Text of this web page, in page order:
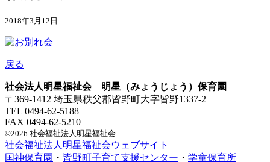
2018年3月12日
戻る
社会法人明星福祉会 明星（みょうじょう）保育園
〒369-1412 埼玉県秩父郡皆野町大字皆野1337-2
TEL 0494-62-5188
FAX 0494-62-5210
©2026 社会福祉法人明星福祉会
社会福祉法人明星福祉会ウェブサイト
国神保育園 ・ 皆野町子育て支援センター ・ 学童保育所